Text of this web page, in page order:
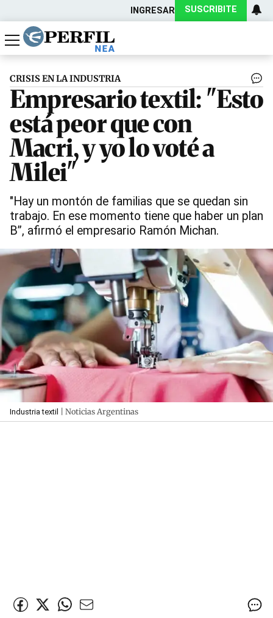
INGRESAR SUSCRIBITE
Política
Economía
Actualidad
CRISIS EN LA INDUSTRIA
Empresario textil: "Esto
está peor que con
Macri, y yo lo voté a
Milei"
"Hay un montón de familias que se quedan sin
trabajo. En ese momento tiene que haber un plan
B”, afirmó el empresario Ramón Michan.
Industria textil | Noticias Argentinas